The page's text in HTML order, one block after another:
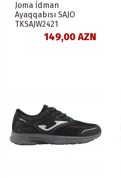
Joma İdman
Ayaqqabısı SAJO
TKSAJW2421
149,00 AZN